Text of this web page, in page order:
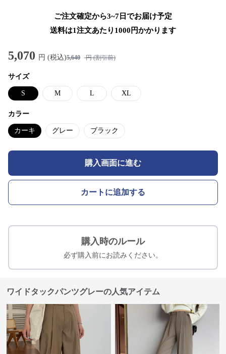
ご注文確定から3~7日でお届け予定
送料は1注文あたり 1000 円かかります
5,070 円 (税込)5,640 円 (割引前)
サイズ
S M L XL
カラー
カーキ グレー ブラック
購入画面に進む
カートに追加する
購入時のルール
必ず購入前にお読みください。
ワイドタックパンツグレーの人気アイテム